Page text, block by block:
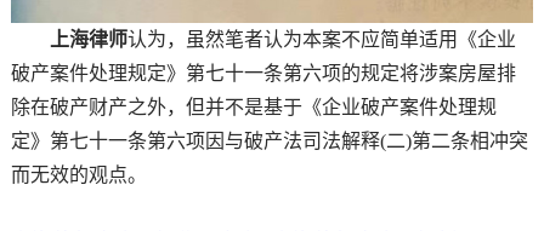
上海律师认为，虽然笔者认为本案不应简单适用《企业
破产案件处理规定》第七十一条第六项的规定将涉案房屋排
除在破产财产之外，但并不是基于《企业破产案件处理规
定》第七十一条第六项因与破产法司法解释(二)第二条相冲突
而无效的观点。